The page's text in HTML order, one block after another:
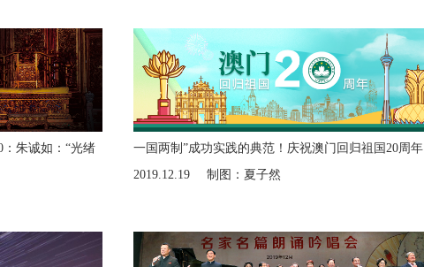
：朱诚如：“光绪
一国两制”成功实践的典范！庆祝澳门回归祖国20周年
2019.12.19
制图：夏子然